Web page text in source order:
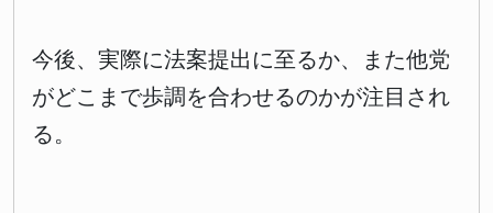
今後、実際に法案提出に至るか、また他党
がどこまで歩調を合わせるのかが注目され
る。